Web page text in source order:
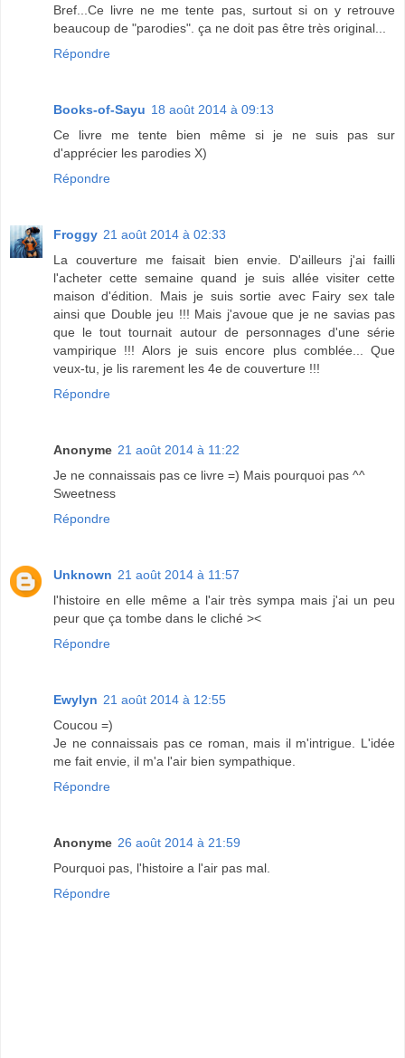
Bref...Ce livre ne me tente pas, surtout si on y retrouve
beaucoup de "parodies". ça ne doit pas être très original...
Répondre
Books-of-Sayu 18 août 2014 à 09:13
Ce livre me tente bien même si je ne suis pas sur
d'apprécier les parodies X)
Répondre
Froggy 21 août 2014 à 02:33
La couverture me faisait bien envie. D'ailleurs j'ai failli
l'acheter cette semaine quand je suis allée visiter cette
maison d'édition. Mais je suis sortie avec Fairy sex tale
ainsi que Double jeu !!! Mais j'avoue que je ne savias pas
que le tout tournait autour de personnages d'une série
vampirique !!! Alors je suis encore plus comblée... Que
veux-tu, je lis rarement les 4e de couverture !!!
Répondre
Anonyme 21 août 2014 à 11:22
Je ne connaissais pas ce livre =) Mais pourquoi pas ^^
Sweetness
Répondre
Unknown 21 août 2014 à 11:57
l'histoire en elle même a l'air très sympa mais j'ai un peu
peur que ça tombe dans le cliché ><
Répondre
Ewylyn 21 août 2014 à 12:55
Coucou =)
Je ne connaissais pas ce roman, mais il m'intrigue. L'idée
me fait envie, il m'a l'air bien sympathique.
Répondre
Anonyme 26 août 2014 à 21:59
Pourquoi pas, l'histoire a l'air pas mal.
Répondre